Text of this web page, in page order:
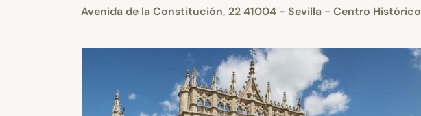
Avenida de la Constitución, 22 41004 - Sevilla - Centro Histórico